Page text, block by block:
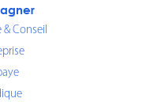
& Conseil